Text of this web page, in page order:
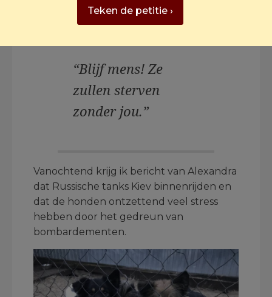
“Blijf mens! Ze
zullen sterven
zonder jou.”
Vanochtend krijg ik bericht van Alexandra
dat Russische tanks Kiev binnenrijden en
dat de honden ontzettend veel stress
hebben door het gedreun van
bombardementen.
Teken de petitie ›